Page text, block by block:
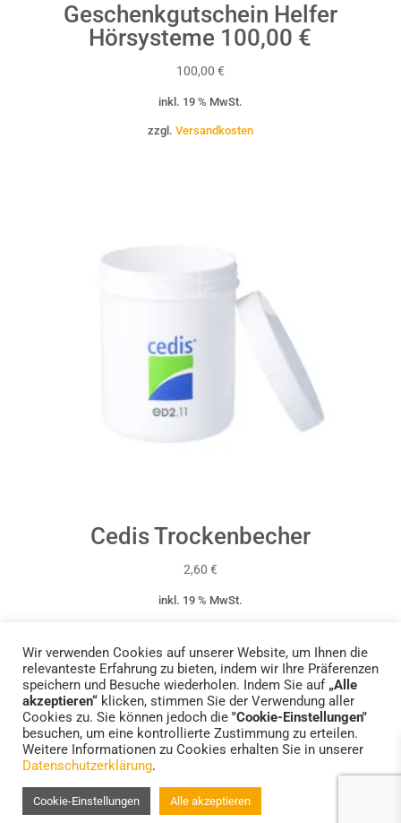
Geschenkgutschein Helfer
Hörsysteme 100,00 €
100,00 €
inkl. 19 % MwSt.
zzgl. Versandkosten
Cedis Trockenbecher
2,60 €
inkl. 19 % MwSt.
Standorte Impressum
Datenschutzerklärung
FAQs – Häufige Fragen
© 2022 HELFER HÖRSYSTEME
Wir verwenden Cookies auf unserer Website, um Ihnen die
relevanteste Erfahrung zu bieten, indem wir Ihre Präferenzen
speichern und Besuche wiederholen. Indem Sie auf „Alle
akzeptieren“ klicken, stimmen Sie der Verwendung aller
Cookies zu. Sie können jedoch die "Cookie-Einstellungen"
besuchen, um eine kontrollierte Zustimmung zu erteilen.
Weitere Informationen zu Cookies erhalten Sie in unserer
Datenschutzerklärung.
Cookie-Einstellungen Alle akzeptieren